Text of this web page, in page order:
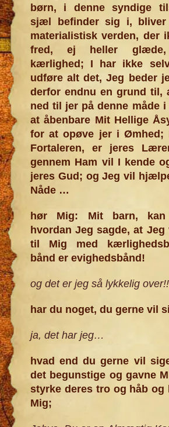
børn, i denne syndige
sjæl befinder sig i,
materialistisk verden, der
fred, ej heller
kærlighed; I har ikke
udføre alt det, Jeg beder
derfor endnu en grund til,
ned til jer på denne måde
at åbenbare Mit Hellige
for at opøve jer i Ømhed;
Fortaleren, er jeres
gennem Ham vil I kende
jeres Gud; og Jeg vil
Nåde …
hør Mig: Mit barn,
hvordan Jeg sagde, at
til Mig med
bånd er evighedsbånd!
og det er jeg så lykkelig
har du noget, du gerne vil
ja, det har jeg…
hvad end du gerne vil
det begunstige og gavne
styrke deres tro og håb
Mig;